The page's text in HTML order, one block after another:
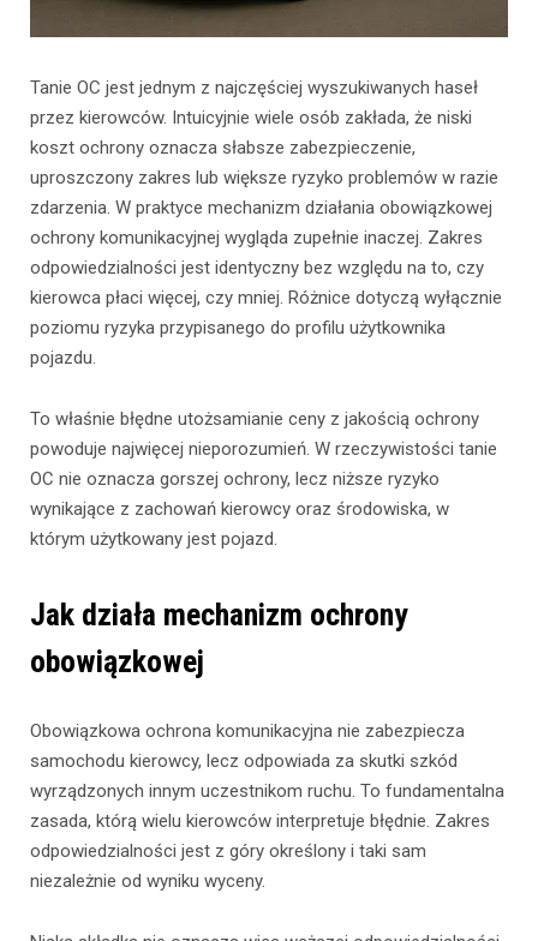
Tanie OC jest jednym z najczęściej wyszukiwanych haseł
przez kierowców. Intuicyjnie wiele osób zakłada, że niski
koszt ochrony oznacza słabsze zabezpieczenie,
uproszczony zakres lub większe ryzyko problemów w razie
zdarzenia. W praktyce mechanizm działania obowiązkowej
ochrony komunikacyjnej wygląda zupełnie inaczej. Zakres
odpowiedzialności jest identyczny bez względu na to, czy
kierowca płaci więcej, czy mniej. Różnice dotyczą wyłącznie
poziomu ryzyka przypisanego do profilu użytkownika
pojazdu.
To właśnie błędne utożsamianie ceny z jakością ochrony
powoduje najwięcej nieporozumień. W rzeczywistości tanie
OC nie oznacza gorszej ochrony, lecz niższe ryzyko
wynikające z zachowań kierowcy oraz środowiska, w
którym użytkowany jest pojazd.
Jak działa mechanizm ochrony
obowiązkowej
Obowiązkowa ochrona komunikacyjna nie zabezpiecza
samochodu kierowcy, lecz odpowiada za skutki szkód
wyrządzonych innym uczestnikom ruchu. To fundamentalna
zasada, którą wielu kierowców interpretuje błędnie. Zakres
odpowiedzialności jest z góry określony i taki sam
niezależnie od wyniku wyceny.